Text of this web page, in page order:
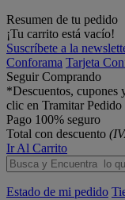
Resumen de tu pedido
¡Tu carrito está vacío!
Suscríbete a la
Conforama Tarjeta
Seguir Comprando
*Descuentos, cupones
clic en Tramitar Pedido
Pago 100% seguro
Total con descuento
Ir Al Carrito
Estado de mi pedido